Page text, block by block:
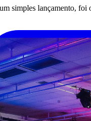
simples lançamento,